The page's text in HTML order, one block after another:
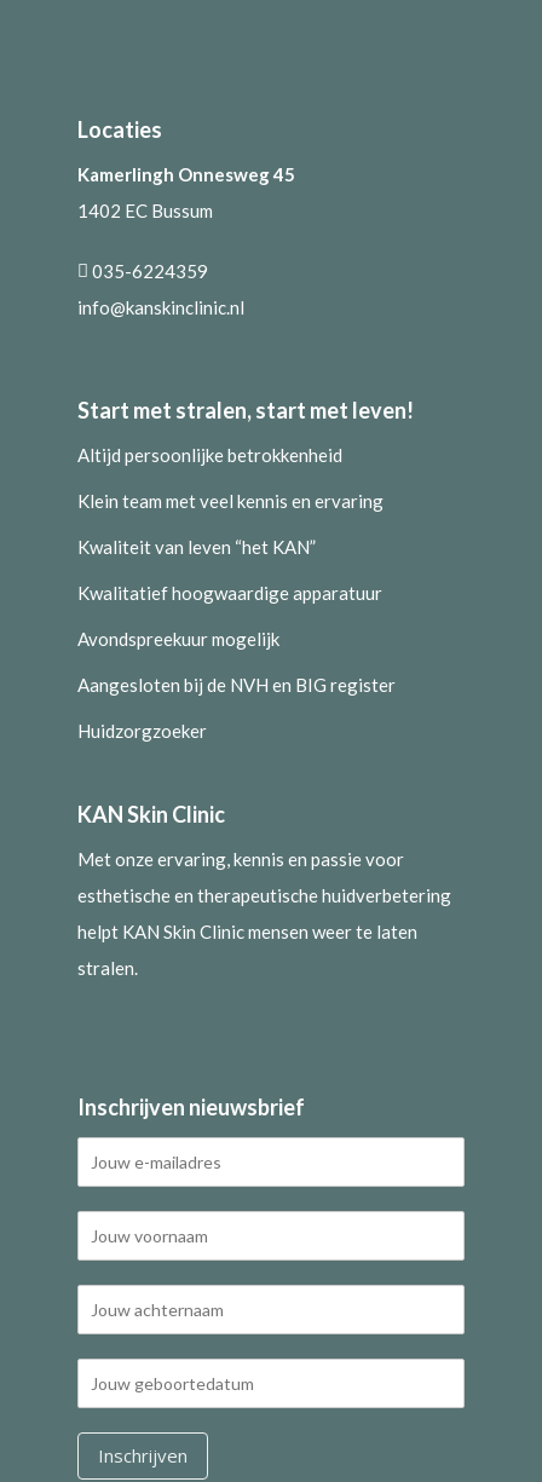
Locaties
Kamerlingh Onnesweg 45
1402 EC Bussum
035-6224359
info@kanskinclinic.nl
Start met stralen, start met leven!
Altijd persoonlijke betrokkenheid
Klein team met veel kennis en ervaring
Kwaliteit van leven “het KAN”
Kwalitatief hoogwaardige apparatuur
Avondspreekuur mogelijk
Aangesloten bij de NVH en BIG register
Huidzorgzoeker
KAN Skin Clinic
Met onze ervaring, kennis en passie voor
esthetische en therapeutische huidverbetering
helpt KAN Skin Clinic mensen weer te laten
stralen.
Inschrijven nieuwsbrief